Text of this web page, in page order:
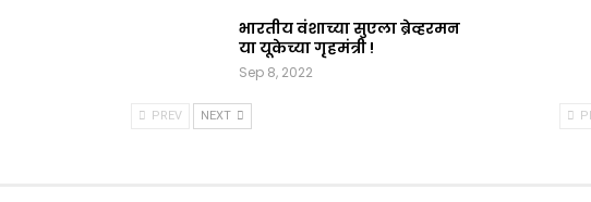
भारतीय वंशाच्या सुएला ब्रेव्हरमन
या यूकेच्या गृहमंत्री !
Sep 8, 2022
PREV NEXT